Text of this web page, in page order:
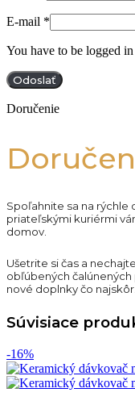
E-mail *
You have to be logged
Doručenie
Spoľahnite sa na rýchle
priateľskými kuriérmi
domov.
Ušetrite si čas a
obľúbených čalúnených
nové doplnky čo najskôr.
Súvisiace
-16%